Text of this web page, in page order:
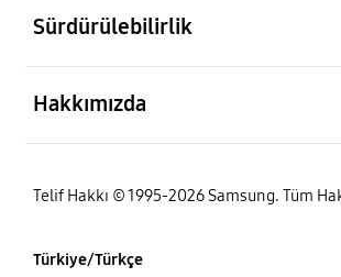
Sürdürülebilirlik
Hakkımızda
Telif Hakkı © 1995-2026 Samsung. Tüm
Türkiye/Türkçe